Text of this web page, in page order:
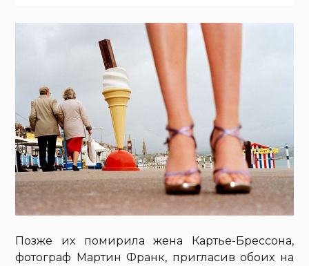
Позже их помирила жена Картье-Брессона,
фотограф Мартин Франк, пригласив обоих на